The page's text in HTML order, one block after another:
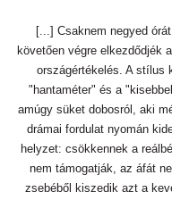
[...] Csaknem negyed
követően végre elkezdődjék
országértékelés. A stílus
"hantaméter" és a
amúgy süket dobosról, aki
drámai fordulat nyomán
helyzet: csökkennek a
nem támogatják, az áfát
zsebéből kiszedik azt a